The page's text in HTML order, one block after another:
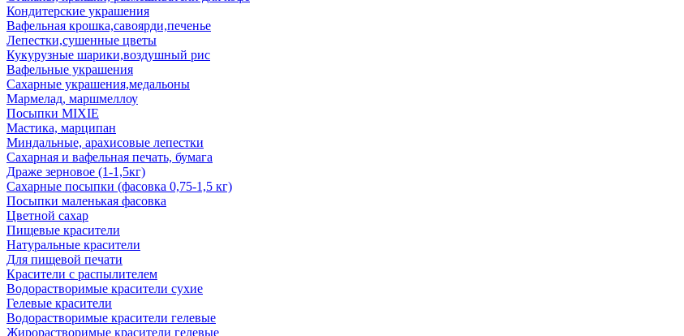
Кондитерские украшения
Вафельная крошка,савоярди,печенье
Лепестки,сушенные цветы
Кукурузные шарики,воздушный рис
Вафельные украшения
Сахарные украшения,медальоны
Мармелад, маршмеллоу
Посыпки MIXIE
Мастика, марципан
Миндальные, арахисовые лепестки
Сахарная и вафельная печать, бумага
Драже зерновое (1-1,5кг)
Сахарные посыпки (фасовка 0,75-1,5 кг)
Посыпки маленькая фасовка
Цветной сахар
Пищевые красители
Натуральные красители
Для пищевой печати
Красители с распылителем
Водорастворимые красители сухие
Гелевые красители
Водорастворимые красители гелевые
Жирорастворимые красители гелевые